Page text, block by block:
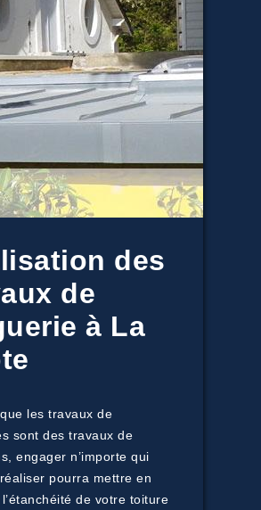
des
de
à La
les travaux de
sont des travaux de
engager n’importe qui
pourra mettre en
de votre toiture